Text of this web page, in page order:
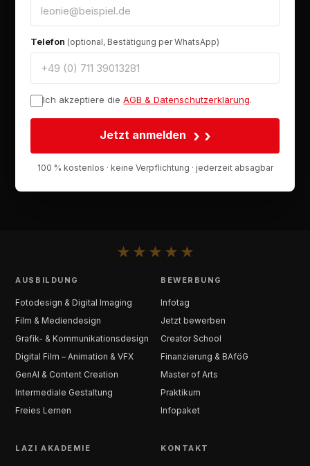
Telefon (optional, Bestätigung per WhatsApp)
Ich akzeptiere die AGB & Datenschutzerklärung.
Jetzt anmelden ›
100 % kostenlos · keine Verpflichtung · jederzeit absagbar
★ ★ ★ ★ ★
AUSBILDUNG
Fotodesign & Digital Imaging
Film & Mediendesign
Grafik- & Kommunikationsdesign
Digital Film – Animation & VFX
GenAI & Content Creation
Intermediale Gestaltung
Freies Lernen
BEWERBUNG
Infotag
Jetzt bewerben
Creator School
Finanzierung & BAföG
Master of Arts
Praktikum
Infopaket
LAZI AKADEMIE KONTAKT